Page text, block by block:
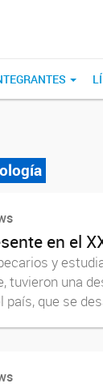
en el
y
tuvieron una
país, que se